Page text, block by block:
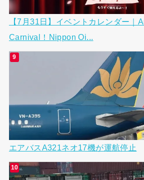
【7月31日】イベントカレンダー｜
Carnival！Nippon Oi...
エアバスA321ネオ17機が運航停止